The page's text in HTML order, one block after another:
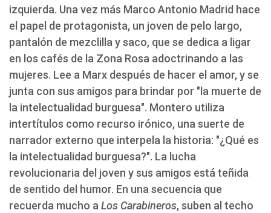
izquierda. Una vez más Marco Antonio Madrid hace
el papel de protagonista, un joven de pelo largo,
pantalón de mezclilla y saco, que se dedica a ligar
en los cafés de la Zona Rosa adoctrinando a las
mujeres. Lee a Marx después de hacer el amor, y se
junta con sus amigos para brindar por "la muerte de
la intelectualidad burguesa". Montero utiliza
intertítulos como recurso irónico, una suerte de
narrador externo que interpela la historia: "¿Qué es
la intelectualidad burguesa?". La lucha
revolucionaria del joven y sus amigos está teñida
de sentido del humor. En una secuencia que
recuerda mucho a Los Carabineros, suben al techo